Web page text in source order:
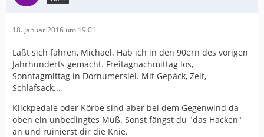
18. Januar 2016 um 19:01
Läßt sich fahren, Michael. Hab ich in den 90ern des vorigen
Jahrhunderts gemacht. Freitagnachmittag los,
Sonntagmittag in Dornumersiel. Mit Gepäck, Zelt,
Schlafsack...
Klickpedale oder Körbe sind aber bei dem Gegenwind da
oben ein unbedingtes Muß. Sonst fängst du "das Hacken"
an und ruinierst dir die Knie.